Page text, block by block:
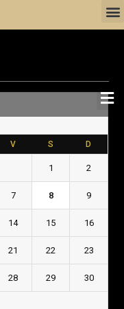
V S D
1 2
7 8 9
14 15 16
21 22 23
28 29 30